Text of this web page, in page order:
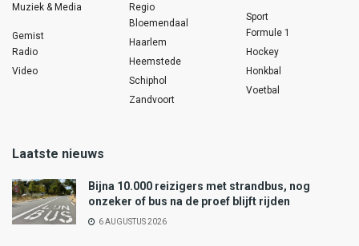
Muziek & Media
Gemist
Radio
Video
Regio
Bloemendaal
Haarlem
Heemstede
Schiphol
Zandvoort
Sport
Formule 1
Hockey
Honkbal
Voetbal
Laatste nieuws
Bijna 10.000 reizigers met strandbus, nog
onzeker of bus na de proef blijft rijden
6 AUGUSTUS 2026